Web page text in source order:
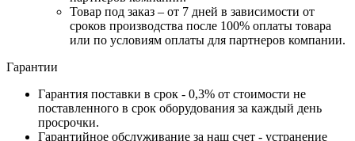
Товар под заказ – от 7 дней в зависимости от
сроков производства после 100% оплаты товара
или по условиям оплаты для партнеров компании.
Гарантии
Гарантия поставки в срок - 0,3% от стоимости не
поставленного в срок оборудования за каждый день
просрочки.
Гарантийное обслуживание за наш счет - устранение